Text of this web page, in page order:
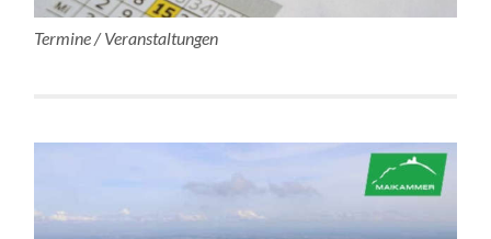
Termine / Veranstaltungen